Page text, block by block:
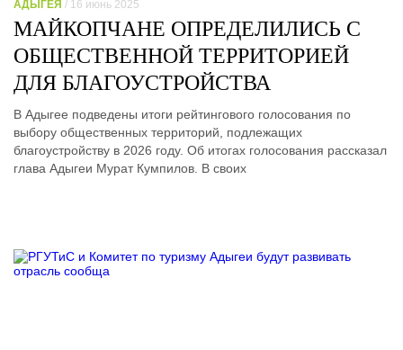
АДЫГЕЯ / 16 июнь 2025
МАЙКОПЧАНЕ ОПРЕДЕЛИЛИСЬ С
ОБЩЕСТВЕННОЙ ТЕРРИТОРИЕЙ
ДЛЯ БЛАГОУСТРОЙСТВА
В Адыгее подведены итоги рейтингового голосования по
выбору общественных территорий, подлежащих
благоустройству в 2026 году. Об итогах голосования рассказал
глава Адыгеи Мурат Кумпилов. В своих